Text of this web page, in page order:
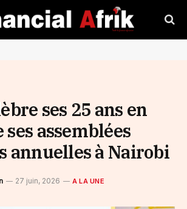
ses 25 ans en
ses assemblées
annuelles à Nairobi
27 juin, 2026 A LA UNE